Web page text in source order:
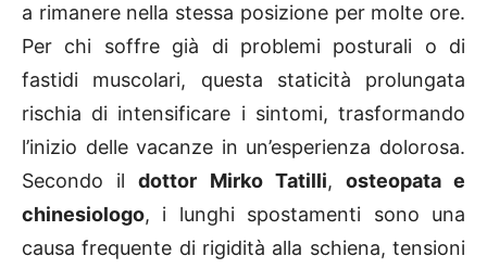
a rimanere nella stessa posizione per molte ore.
Per chi soffre già di problemi posturali o di
fastidi muscolari, questa staticità prolungata
rischia di intensificare i sintomi, trasformando
l’inizio delle vacanze in un’esperienza dolorosa.
Secondo ildottor Mirko Tatilli, osteopata e
chinesiologo, i lunghi spostamenti sono una
causa frequente di rigidità alla schiena, tensioni